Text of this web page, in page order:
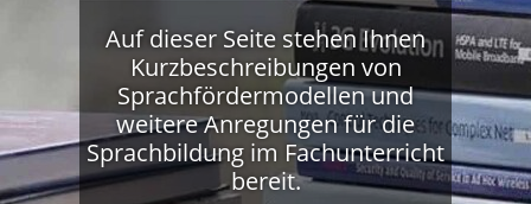
Auf dieser Seite stehen Ihnen
Kurzbeschreibungen von
Sprachfördermodellen und
weitere Anregungen für die
Sprachbildung im Fachunterricht
bereit.